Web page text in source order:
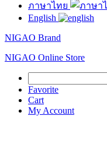
ภาษาไทย
English
NIGAO Brand
NIGAO Online Store
Favorite
Cart
My Account